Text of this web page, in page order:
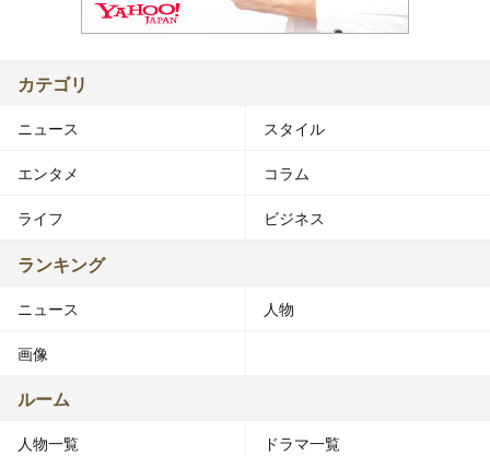
カテゴリ
ニュース スタイル
エンタメ コラム
ライフ ビジネス
ランキング
ニュース 人物
画像
ルーム
人物一覧 ドラマ一覧